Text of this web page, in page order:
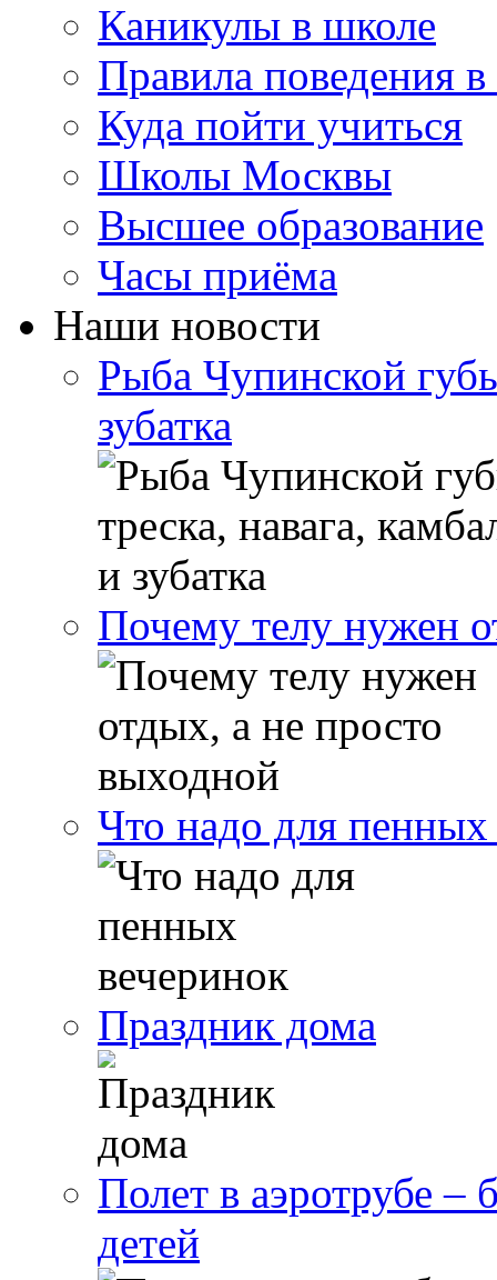
Каникулы в школе
Правила поведения
Куда пойти учиться
Школы Москвы
Высшее образование
Часы приёма
Наши новости
Рыба Чупинской
зубатка
Почему телу нужен
Что надо для пенных
Праздник дома
Полет в аэротрубе –
детей